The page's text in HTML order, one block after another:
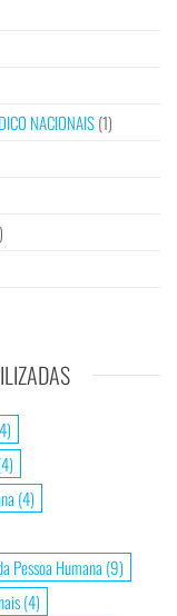
NACIONAIS(1)
(4)
Pessoa Humana (9)
(4)